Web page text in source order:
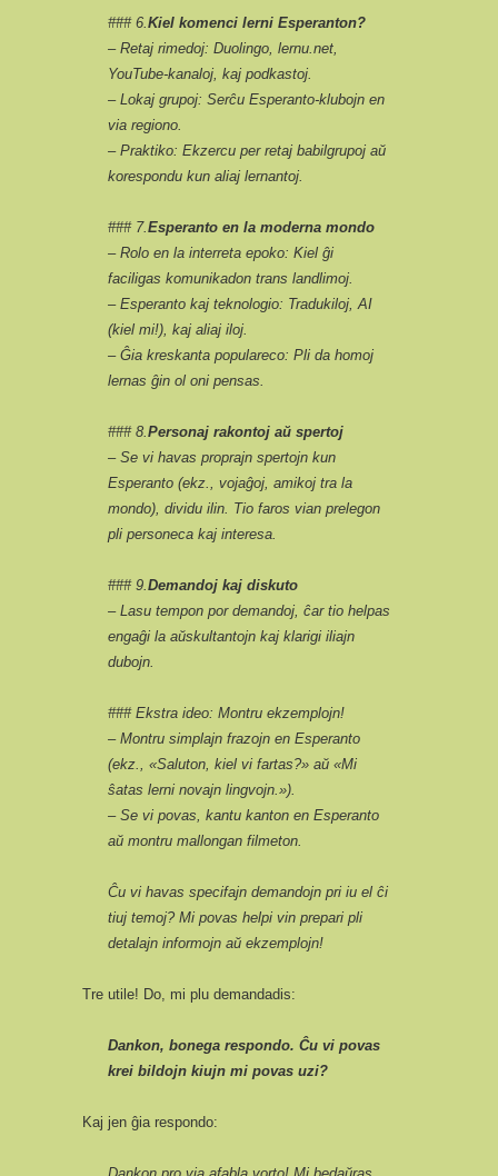
### 6.Kiel komenci lerni Esperanton?
– Retaj rimedoj: Duolingo, lernu.net,
YouTube-kanaloj, kaj podkastoj.
– Lokaj grupoj: Serĉu Esperanto-klubojn en
via regiono.
– Praktiko: Ekzercu per retaj babilgrupoj aŭ
korespondu kun aliaj lernantoj.
### 7.Esperanto en la moderna mondo
– Rolo en la interreta epoko: Kiel ĝi
faciligas komunikadon trans landlimoj.
– Esperanto kaj teknologio: Tradukiloj, AI
(kiel mi!), kaj aliaj iloj.
– Ĝia kreskanta populareco: Pli da homoj
lernas ĝin ol oni pensas.
### 8.Personaj rakontoj aŭ spertoj
– Se vi havas proprajn spertojn kun
Esperanto (ekz., vojaĝoj, amikoj tra la
mondo), dividu ilin. Tio faros vian prelegon
pli personeca kaj interesa.
### 9.Demandoj kaj diskuto
– Lasu tempon por demandoj, ĉar tio helpas
engaĝi la aŭskultantojn kaj klarigi iliajn
dubojn.
### Ekstra ideo: Montru ekzemplojn!
– Montru simplajn frazojn en Esperanto
(ekz., «Saluton, kiel vi fartas?» aŭ «Mi
ŝatas lerni novajn lingvojn.»).
– Se vi povas, kantu kanton en Esperanto
aŭ montru mallongan filmeton.
Ĉu vi havas specifajn demandojn pri iu el ĉi
tiuj temoj? Mi povas helpi vin prepari pli
detalajn informojn aŭ ekzemplojn!
Tre utile! Do, mi plu demandadis:
Dankon, bonega respondo. Ĉu vi povas
krei bildojn kiujn mi povas uzi?
Kaj jen ĝia respondo: